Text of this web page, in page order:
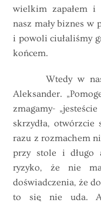
wielkim zapałem i
nasz mały biznes w
i powoli ciułaliśmy
końcem.
Wtedy w
Aleksander.
zmagamy-
skrzydła,
razu z rozmachem
przy stole i długo
ryzyko, że nie
doświadczenia, że
to się nie uda.